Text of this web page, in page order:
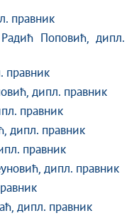
правник
Поповић, дипл.
правник
дипл. правник
правник
дипл. правник
правник
дипл. правник
дипл. правник